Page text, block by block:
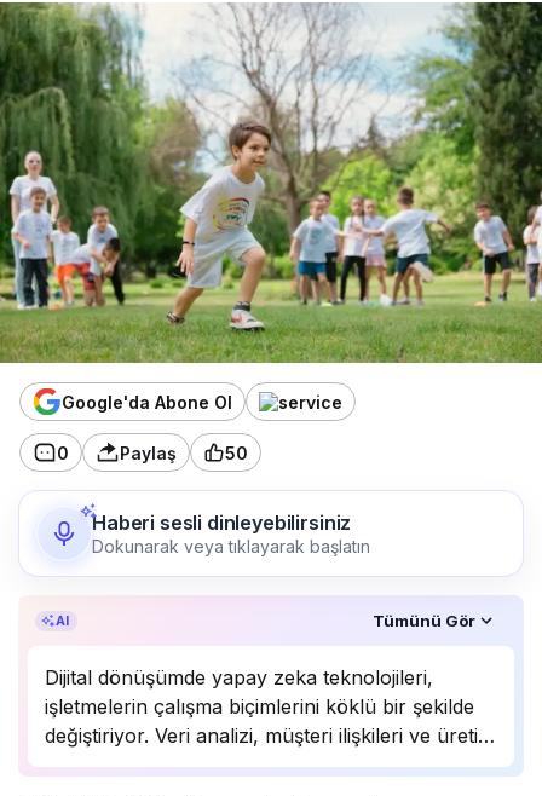
Google'da Abone Ol
0 Paylaş 50
Haberi sesli dinleyebilirsiniz
Dokunarak veya tıklayarak başlatın
AI Tümünü Gör
Dijital dönüşümde yapay zeka teknolojileri,
işletmelerin çalışma biçimlerini köklü bir şekilde
değiştiriyor. Veri analizi, müşteri ilişkileri ve üretim
süreçlerinde önemli bir rol oynayan yapay zeka,